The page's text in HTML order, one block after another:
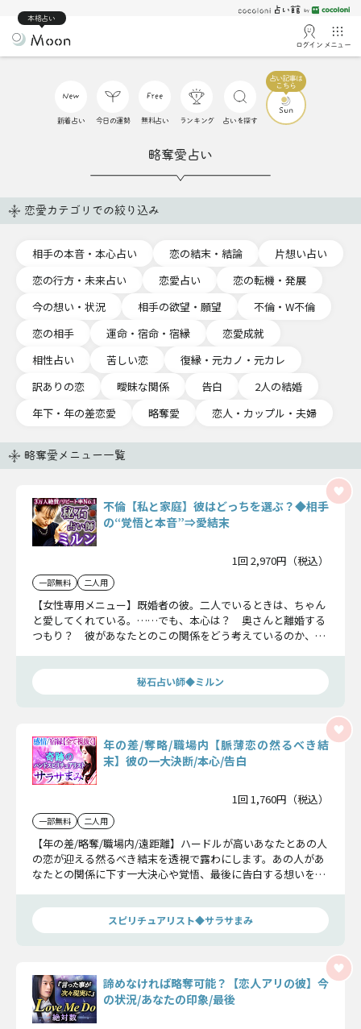
本格占い
ログイン メニュー
新着占い 今日の運勢 無料占い ランキング 占いを探す
略奪愛占い
恋愛カテゴリでの絞り込み
相手の本音・本心占い 恋の結末・結論
片想い占い
恋の行方・未来占い
恋愛占い
恋の転機・発展
今の想い・状況
相手の欲望・願望
不倫・W不倫
恋の相手
運命・宿命・宿縁
恋愛成就
相性占い
苦しい恋
復縁・元カノ・元カレ
訳ありの恋
曖昧な関係 告白
2人の結婚
年下・年の差恋愛
略奪愛 恋人・カップル・夫婦
略奪愛メニュー一覧
不倫【私と家庭】彼はどっちを選ぶ？◆相手
の“覚悟と本音”⇒愛結末
1回 2,970円（税込）
一部無料 二人用
【女性専用メニュー】既婚者の彼。二人でいるときは、ちゃん
と愛してくれている。……でも、本心は？ 奥さんと離婚する
つもり？ 彼があなたとのこの関係をどう考えているのか、こ
てください。
秘石占い師◆ミルン
年の差/奪略/職場内【脈薄恋の然るべき結
末】彼の一大決断/本心/告白
1回 1,760円（税込）
一部無料 二人用
【年の差/略奪/職場内/遠距離】ハードルが高いあなたとあの人
の恋が迎える然るべき結末を透視で露わにします。あの人があ
なたとの関係に下す一大決心や覚悟、最後に告白する想いを受
スピリチュアリスト◆サラサまみ
諦めなければ略奪可能？【恋人アリの彼】今
の状況/あなたの印象/最後